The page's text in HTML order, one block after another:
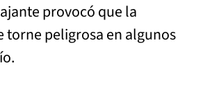
provocó que la
torne peligrosa en algunos